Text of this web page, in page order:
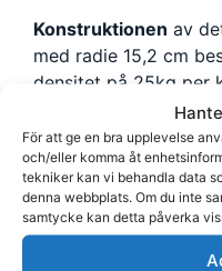
För att ge en bra upplevelse
och/eller komma åt
tekniker kan vi behandla data
denna webbplats. Om du inte
samtycke kan detta påverka
Konstruktionen av
med radie 15,2 cm
densitet på 25kg per
Förstärkning sker via
överlägset
är inbäddad i
riskerar att skada
Fuktspärren på lock
vaccumsuget,